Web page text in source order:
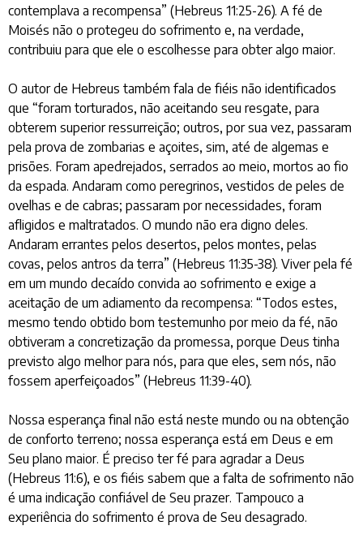
contemplava a recompensa” (Hebreus 11:25-26). A fé de
Moisés não o protegeu do sofrimento e, na verdade,
contribuiu para que ele o escolhesse para obter algo maior.
O autor de Hebreus também fala de fiéis não identificados
que “foram torturados, não aceitando seu resgate, para
obterem superior ressurreição; outros, por sua vez, passaram
pela prova de zombarias e açoites, sim, até de algemas e
prisões. Foram apedrejados, serrados ao meio, mortos ao fio
da espada. Andaram como peregrinos, vestidos de peles de
ovelhas e de cabras; passaram por necessidades, foram
afligidos e maltratados. O mundo não era digno deles.
Andaram errantes pelos desertos, pelos montes, pelas
covas, pelos antros da terra” (Hebreus 11:35-38). Viver pela fé
em um mundo decaído convida ao sofrimento e exige a
aceitação de um adiamento da recompensa: “Todos estes,
mesmo tendo obtido bom testemunho por meio da fé, não
obtiveram a concretização da promessa, porque Deus tinha
previsto algo melhor para nós, para que eles, sem nós, não
fossem aperfeiçoados” (Hebreus 11:39-40).
Nossa esperança final não está neste mundo ou na obtenção
de conforto terreno; nossa esperança está em Deus e em
Seu plano maior. É preciso ter fé para agradar a Deus
(Hebreus 11:6), e os fiéis sabem que a falta de sofrimento não
é uma indicação confiável de Seu prazer. Tampouco a
experiência do sofrimento é prova de Seu desagrado.